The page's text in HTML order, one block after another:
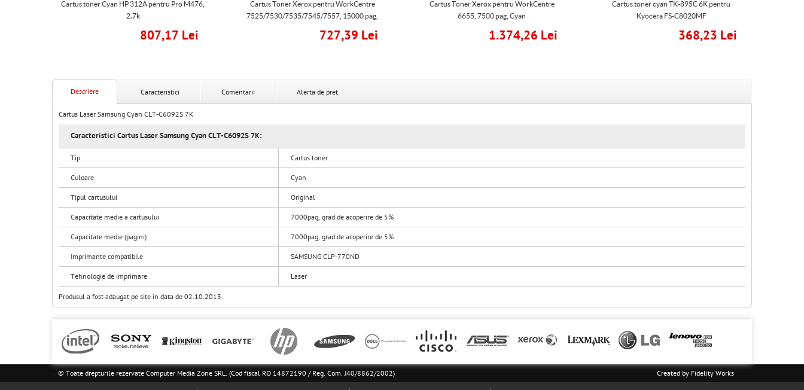
Cartus toner Cyan HP 312A pentru Pro M476,
2.7k
807,17 Lei
Cartus Toner Xerox pentru WorkCentre
7525/7530/7535/7545/7557, 15000 pag,
727,39 Lei
Cartus Toner Xerox pentru WorkCentre
6655, 7500 pag, Cyan
1.374,26 Lei
Cartus toner cyan TK-895C 6K pentru
Kyocera FS-C8020MF
368,23 Lei
Descriere Caracteristici Comentarii Alerta de pret
Cartus Laser Samsung Cyan CLT-C6092S 7K
Caracteristici Cartus Laser Samsung Cyan CLT-C6092S 7K:
Tip Cartus toner
Culoare Cyan
Tipul cartusului Original
Capacitate medie a cartusului 7000pag, grad de acoperire de 5%
Capacitate medie (pagini) 7000pag, grad de acoperire de 5%
Imprimante compatibile SAMSUNG CLP-770ND
Tehnologie de imprimare Laser
Produsul a fost adaugat pe site in data de 02.10.2013
© Toate drepturile rezervate Computer Media Zone SRL. (Cod fiscal RO 14872190 / Reg. Com. J40/8862/2002) Created by Fidelity Works